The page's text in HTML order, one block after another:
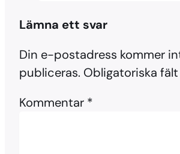
Lämna ett svar
Din e-postadress kommer
publiceras. Obligatoriska
Kommentar *